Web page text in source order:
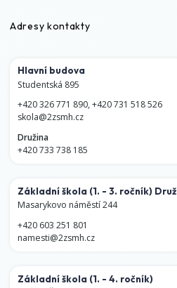
Adresy kontakty
Hlavní budova
Studentská 895
+420 326 771 890,+420 731 518 526
skola@2zsmh.cz
Družina
+420 733 738 185
Základní škola (1. - 3. ročník)
Masarykovo náměstí 244
+420 603 251 801
namesti@2zsmh.cz
Základní škola (1. - 4. ročník)